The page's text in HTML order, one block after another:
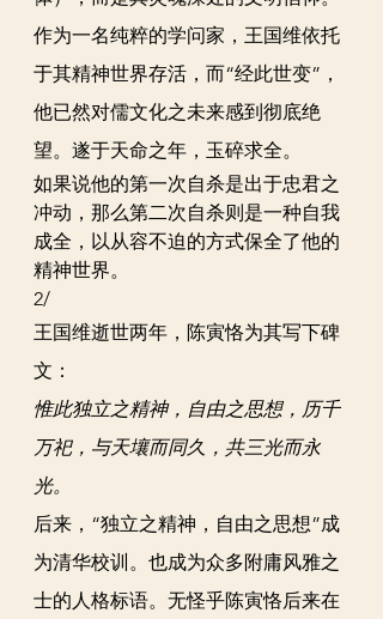
作为一名纯粹的学问家，王国维依托
于其精神世界存活，而“经此世变”，
他已然对儒文化之未来感到彻底绝
望。遂于天命之年，玉碎求全。
如果说他的第一次自杀是出于忠君之
冲动，那么第二次自杀则是一种自我
成全，以从容不迫的方式保全了他的
精神世界。
2/
王国维逝世两年，陈寅恪为其写下碑
文：
惟此独立之精神，自由之思想，历千
万祀，与天壤而同久，共三光而永
光。
后来，“独立之精神，自由之思想”成
为清华校训。也成为众多附庸风雅之
士的人格标语。无怪乎陈寅恪后来在